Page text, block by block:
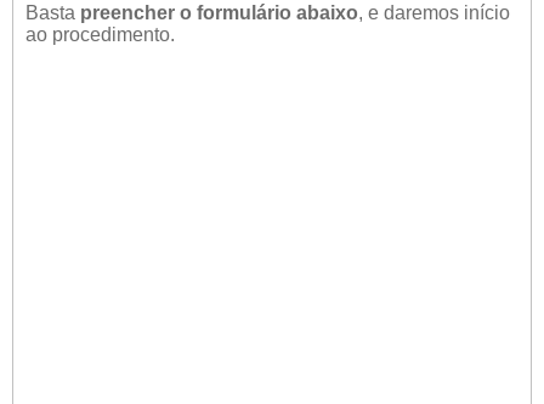
Basta preencher o formulário abaixo, e daremos início
ao procedimento.